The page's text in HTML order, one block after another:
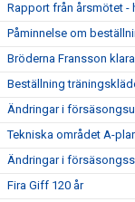
Rapport från årsmötet
Påminnelse om
Bröderna Fransson
Beställning
Ändringar i
Tekniska området A-
Ändringar i
Fira Giff 120 år